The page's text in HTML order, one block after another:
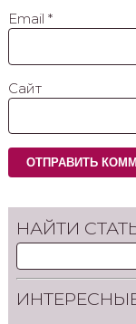
Email *
Сайт
НАЙТИ